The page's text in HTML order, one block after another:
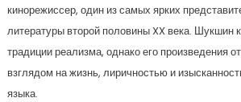
кинорежиссер, один из самых ярких
литературы второй половины XX века. Шукшин
традиции реализма, однако его произведения
взглядом на жизнь, лиричностью и
языка.